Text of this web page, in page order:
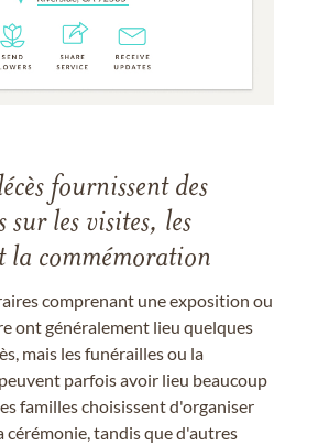
fournissent des
les visites, les
la commémoration
comprenant une exposition ou
ont généralement lieu quelques
mais les funérailles ou la
parfois avoir lieu beaucoup
familles choisissent d'organiser
cérémonie, tandis que d'autres